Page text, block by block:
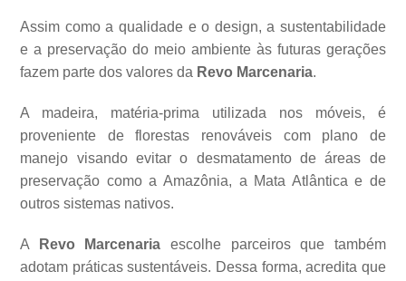
Assim como a qualidade e o design, a sustentabilidade
e a preservação do meio ambiente às futuras gerações
fazem parte dos valores da Revo Marcenaria.
A madeira, matéria-prima utilizada nos móveis, é
proveniente de florestas renováveis com plano de
manejo visando evitar o desmatamento de áreas de
preservação como a Amazônia, a Mata Atlântica e de
outros sistemas nativos.
A Revo Marcenaria escolhe parceiros que também
adotam práticas sustentáveis. Dessa forma, acredita que